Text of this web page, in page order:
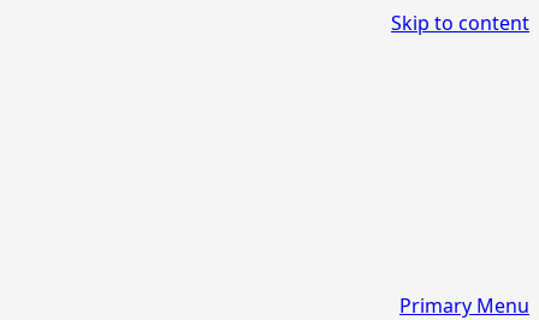
Skip to content
Primary Menu